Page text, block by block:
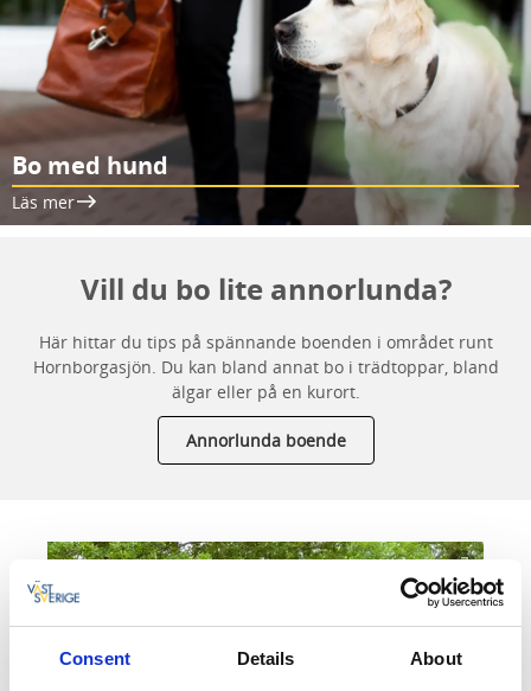
Consent Details About
Bo med hund
Läs mer
Vill du bo lite annorlunda?
Här hittar du tips på spännande boenden i området runt
Hornborgasjön. Du kan bland annat bo i trädtoppar, bland
älgar eller på en kurort.
Annorlunda boende